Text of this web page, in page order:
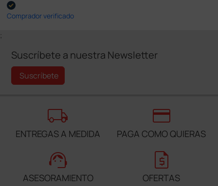
Comprador verificado
;
Suscríbete a nuestra Newsletter
Suscríbete
local_shipping
ENTREGAS A MEDIDA
credit_card
PAGA COMO QUIERAS
support_agent
ASESORAMIENTO
request_quote
OFERTAS